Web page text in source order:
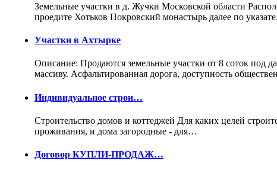
Земельные участки в д. Жучки Московской области
проедите Хотьков Покровский монастырь далее по
Участки в Ахтырке
Описание: Продаются земельные участки от 8 соток под
массиву. Асфальтированная дорога, доступность
Индивидуальное строи…
Строительство домов и коттеджей Для каких целей
проживания, и дома загородные - для…
Договор КУПЛИ-ПРОДАЖ…